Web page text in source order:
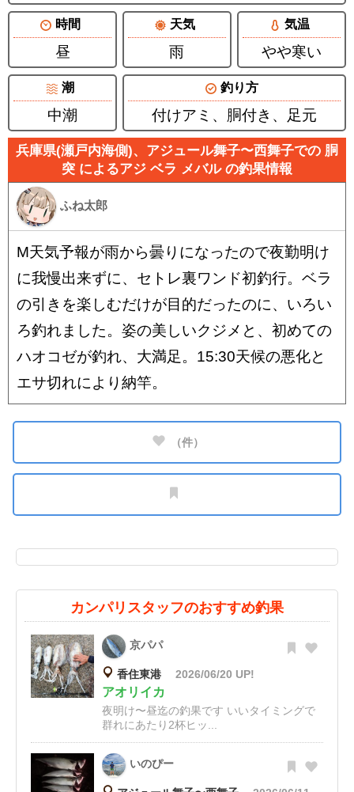
時間
昼
天気
雨
気温
やや寒い
潮
中潮
釣り方
付けアミ、胴付き、足元
兵庫県(瀬戸内海側)、アジュール舞子〜西舞子での 胴
突 によるアジ ベラ メバル の釣果情報
ふね太郎
M天気予報が雨から曇りになったので夜勤明け
に我慢出来ずに、セトレ裏ワンド初釣行。ベラ
の引きを楽しむだけが目的だったのに、いろい
ろ釣れました。姿の美しいクジメと、初めての
ハオコゼが釣れ、大満足。15:30天候の悪化と
エサ切れにより納竿。
（件）
カンパリスタッフのおすすめ釣果
京パパ
香住東港 2026/06/20 UP!
アオリイカ
夜明け〜昼迄の釣果です いいタイミングで
群れにあたり2杯ヒッ...
いのぴー